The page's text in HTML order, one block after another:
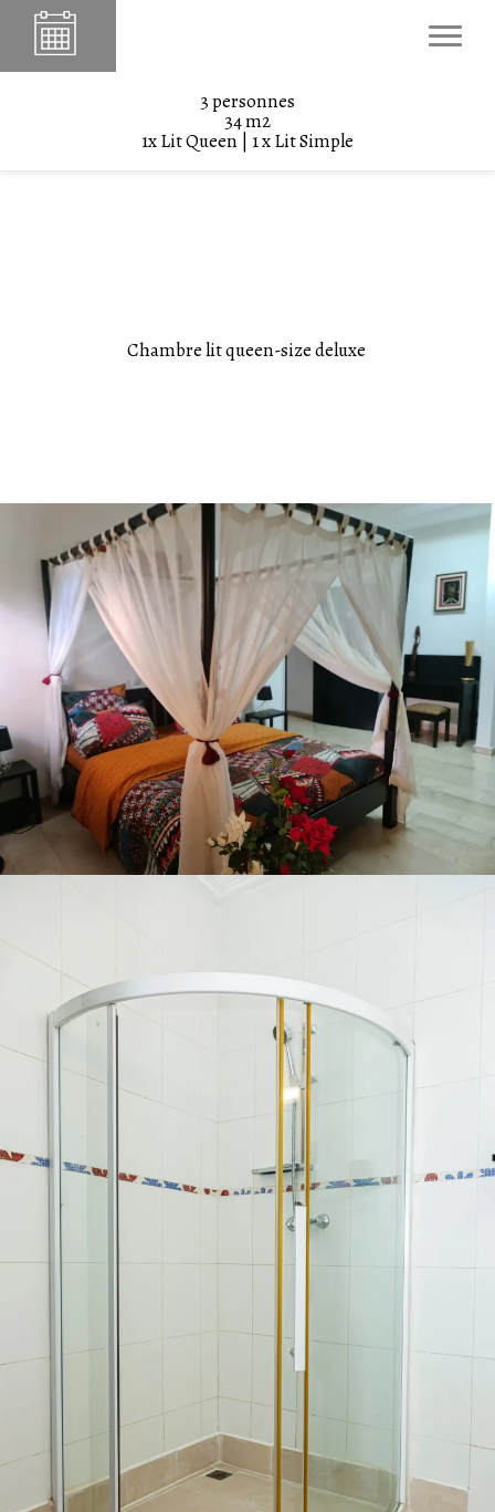
Chambre Korhogo
3 personnes
34 m2
1x Lit Queen | 1 x Lit Simple
Chambre lit queen-size deluxe